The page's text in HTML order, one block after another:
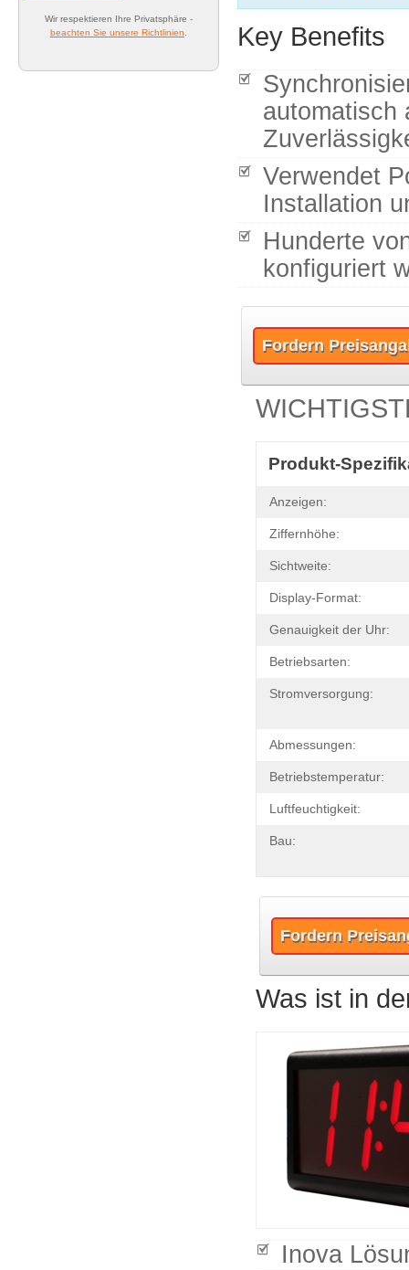
Key Benefits
automatisch
Verwendet
Installation
Hunderte
konfiguriert
Fordern
Produkt-
Anzeigen:
Ziffernhöhe:
Sichtweite:
Display-Format:
Genauigkeit der Uhr:
Betriebsarten:
Stromversorgung:
Abmessungen:
Betriebstemperatur:
Luftfeuchtigkeit:
Bau:
Fordern
Was ist in
Inova
Wir respektieren Ihre Privatsphäre -
beachten Sie unsere Richtlinien.